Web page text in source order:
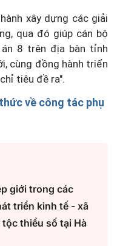
xây dựng các giải
qua đó giúp cán bộ
8 trên địa bàn tỉnh
cùng đồng hành triển
tiêu đề ra".
về công tác phụ
giới trong các
triển kinh tế - xã
thiểu số tại Hà